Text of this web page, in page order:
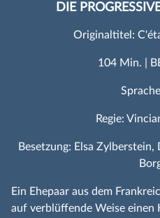
DIE
Originaltitel:
104 Min. |
Regie:
Besetzung: Elsa
Ein Ehepaar aus dem
auf verblüffende Weise einen